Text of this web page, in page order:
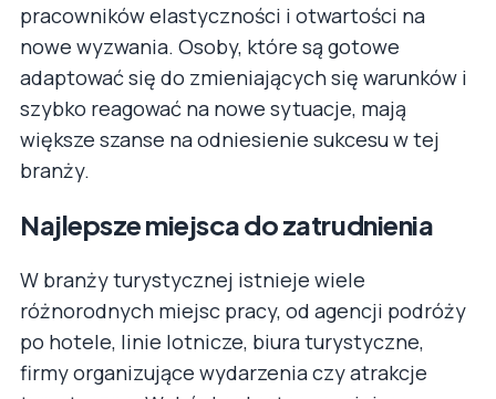
pracowników elastyczności i otwartości na
nowe wyzwania. Osoby, które są gotowe
adaptować się do zmieniających się warunków i
szybko reagować na nowe sytuacje, mają
większe szanse na odniesienie sukcesu w tej
branży.
Najlepsze miejsca do zatrudnienia
W branży turystycznej istnieje wiele
różnorodnych miejsc pracy, od agencji podróży
po hotele, linie lotnicze, biura turystyczne,
firmy organizujące wydarzenia czy atrakcje